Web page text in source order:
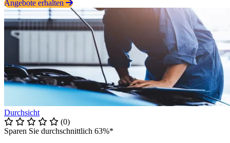
Angebote erhalten
Durchsicht
(0)
Sparen Sie durchschnittlich 63%*